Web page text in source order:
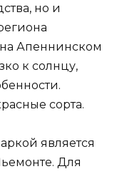
но и
Апеннинском
к солнцу,
сорта.
является
Для